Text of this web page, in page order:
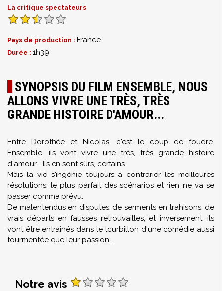
La critique spectateurs
Pays de production : France
Durée : 1h39
SYNOPSIS DU FILM ENSEMBLE, NOUS
ALLONS VIVRE UNE TRÈS, TRÈS
GRANDE HISTOIRE D'AMOUR...
Entre Dorothée et Nicolas, c'est le coup de foudre.
Ensemble, ils vont vivre une très, très grande histoire
d'amour... Ils en sont sûrs, certains.
Mais la vie s'ingénie toujours à contrarier les meilleures
résolutions, le plus parfait des scénarios et rien ne va se
passer comme prévu.
De malentendus en disputes, de serments en trahisons, de
vrais départs en fausses retrouvailles, et inversement, ils
vont être entraînés dans le tourbillon d'une comédie aussi
tourmentée que leur passion...
Notre avis